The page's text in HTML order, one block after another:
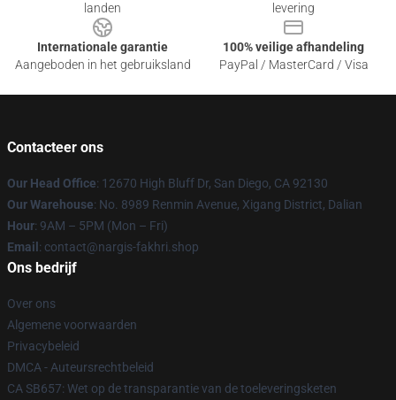
landen
levering
Internationale garantie
Aangeboden in het gebruiksland
100% veilige afhandeling
PayPal / MasterCard / Visa
Contacteer ons
Our Head Office: 12670 High Bluff Dr, San Diego, CA 92130
Our Warehouse: No. 8989 Renmin Avenue, Xigang District, Dalian
Hour: 9AM – 5PM (Mon – Fri)
Email : contact@nargis-fakhri.shop
Ons bedrijf
Over ons
Algemene voorwaarden
Privacybeleid
DMCA - Auteursrechtbeleid
CA SB657: Wet op de transparantie van de toeleveringsketen